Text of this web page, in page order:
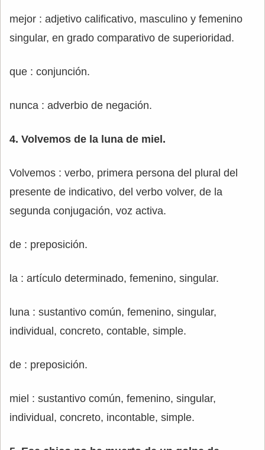
mejor : adjetivo calificativo, masculino y femenino
singular, en grado comparativo de superioridad.
que : conjunción.
nunca : adverbio de negación.
4. Volvemos de la luna de miel.
Volvemos : verbo, primera persona del plural del
presente de indicativo, del verbo volver, de la
segunda conjugación, voz activa.
de : preposición.
la : artículo determinado, femenino, singular.
luna : sustantivo común, femenino, singular,
individual, concreto, contable, simple.
de : preposición.
miel : sustantivo común, femenino, singular,
individual, concreto, incontable, simple.